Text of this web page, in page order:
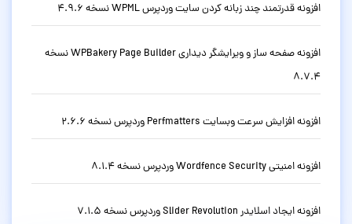
افزونه قدرتمند چند زبانه کردن سایت وردپرس WPML نسخه 4.9.6
افزونه صفحه ساز و ویرایشگر دیداری WPBakery Page Builder نسخه
8.7.4
افزونه افزایش سرعت وبسایت Perfmatters وردپرس نسخه 2.6.6
افزونه امنیتی Wordfence Security وردپرس نسخه 8.1.4
افزونه ایجاد اسلایدر Slider Revolution وردپرس نسخه 7.1.5